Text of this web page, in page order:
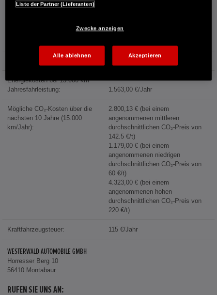
Kraftstoffverbrauch:
5,3 l/100km (Landstraße)
1,744 €/l (Jahresdurchschnitt 2025)
Energiekosten bei 15.000 km
Jahresfahrleistung:
1.563,00 €/Jahr
Mögliche CO₂-Kosten über die
nächsten 10 Jahre (15.000
km/Jahr):
2.800,13 € (bei einem
angenommenen mittleren
durchschnittlichen CO₂-Preis von
142.5 €/t)
1.179,00 € (bei einem
angenommenen niedrigen
durchschnittlichen CO₂-Preis von
60 €/t)
4.323,00 € (bei einem
angenommenen hohen
durchschnittlichen CO₂-Preis von
220 €/t)
Kraftfahrzeugsteuer: 115 €/Jahr
WESTERWALD AUTOMOBILE GMBH
Horresser Berg 10
56410 Montabaur
RUFEN SIE UNS AN:
Liste der Partner (Lieferanten)
Zwecke anzeigen
Alle ablehnen Akzeptieren